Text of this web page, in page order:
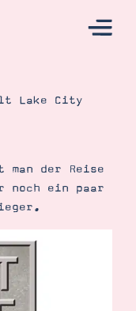
Lake City
der Reise
noch ein paar